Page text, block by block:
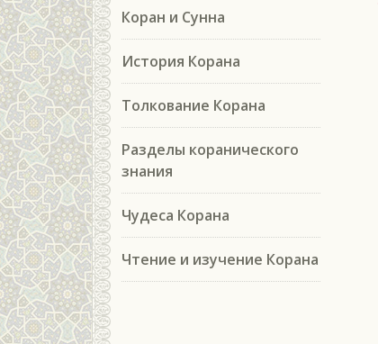
Коран и Сунна
История Корана
Толкование Корана
Разделы коранического
знания
Чудеса Корана
Чтение и изучение Корана